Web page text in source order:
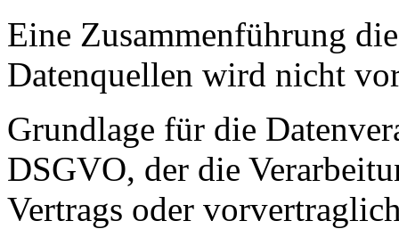
Eine Zusammenführung
Datenquellen wird nicht
Grundlage für die
DSGVO, der die
Vertrags oder